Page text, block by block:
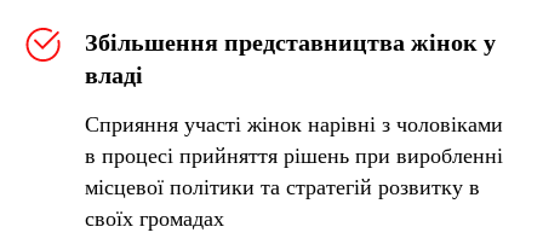
Збільшення представництва жінок у
владі
Сприяння участі жінок нарівні з чоловіками
в процесі прийняття рішень при виробленні
місцевої політики та стратегій розвитку в
своїх громадах